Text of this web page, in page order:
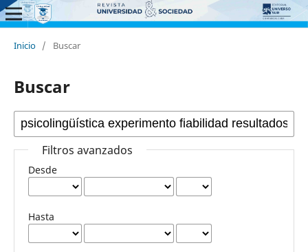
Inicio / Buscar
Buscar
Filtros avanzados
Desde
Hasta